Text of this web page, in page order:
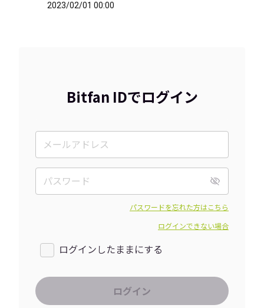
2023/02/01 00:00
Bitfan IDでログイン
パスワードを忘れた方はこちら
ログインできない場合
ログインしたままにする